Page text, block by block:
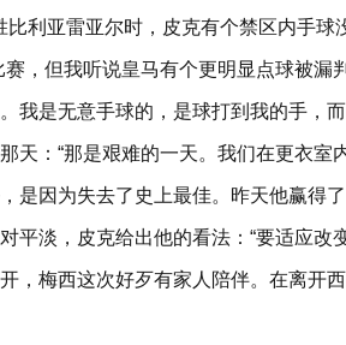
比利亚雷亚尔时，皮克有个禁区内手
赛，但我听说皇马有个更明显点球被
我是无意手球的，是球打到我的手，
天：“那是艰难的一天。我们在更衣
是因为失去了史上最佳。昨天他赢得
平淡，皮克给出他的看法：“要适应
，梅西这次好歹有家人陪伴。在离开